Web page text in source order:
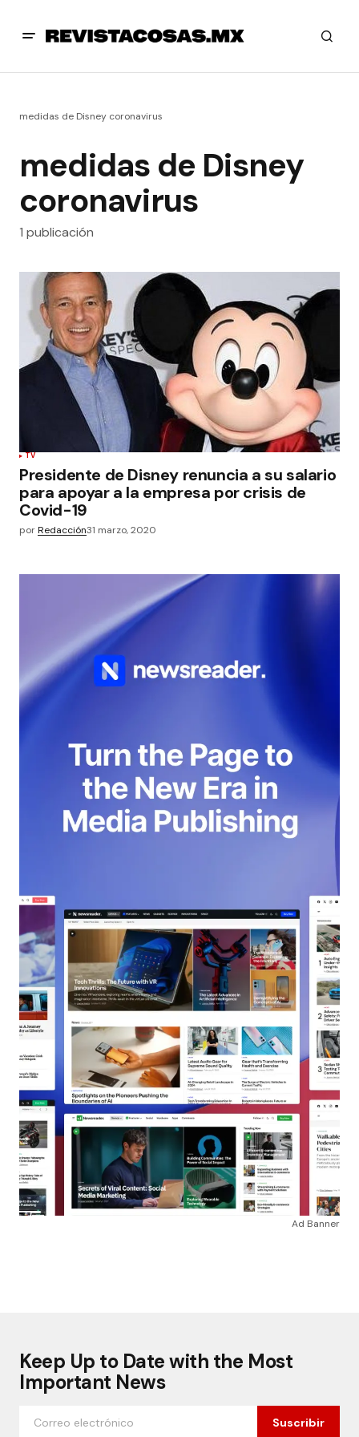
medidas de Disney coronavirus
medidas de Disney
coronavirus
1 publicación
TV
Presidente de Disney renuncia a su salario
para apoyar a la empresa por crisis de
Covid-19
porRedacción31 marzo, 2020
Ad Banner
Keep Up to Date with the Most
Important News
Suscribir